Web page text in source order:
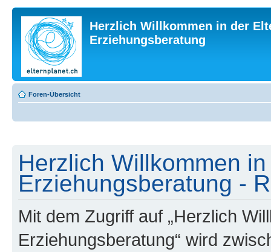
Herzlich Willkommen in der
Erziehungsberatung
Foren-Übersicht
Herzlich Willkommen
Erziehungsberatung -
Mit dem Zugriff auf „Herzlich
Erziehungsberatung“ wird